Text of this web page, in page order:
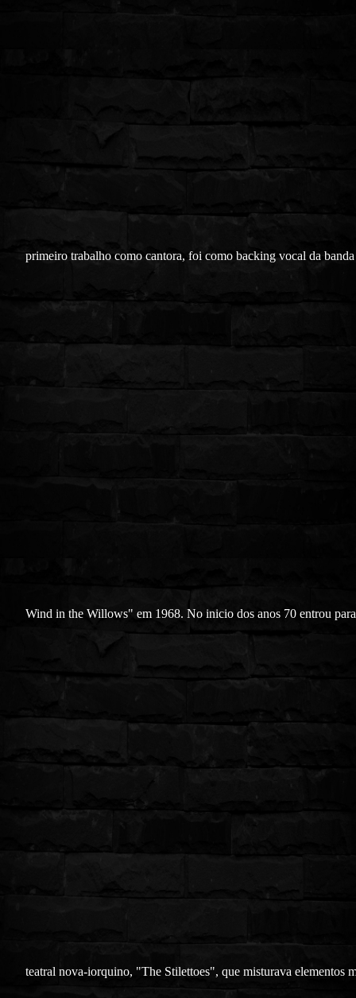
primeiro trabalho como cantora, foi como backing vocal da
Wind in the Willows" em 1968. No inicio dos anos 70 entrou
teatral nova-iorquino, "The Stilettoes", que misturava elementos